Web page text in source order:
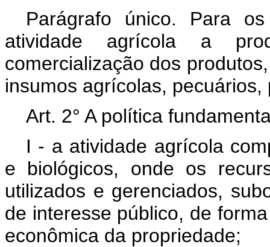
Parágrafo único. Para
atividade agrícola a
comercialização dos
insumos agrícolas,
Art. 2° A política
I - a atividade agrícola
e biológicos, onde os
utilizados e gerenciados,
de interesse público, de
econômica da propriedade;